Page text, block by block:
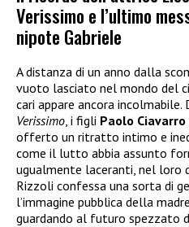
Verissimo e l’ultimo
nipote Gabriele
A distanza di un anno dalla
vuoto lasciato nel mondo del
cari appare ancora
Verissimo , i figli Paolo Ciavarro
offerto un ritratto intimo e
come il lutto abbia assunto
ugualmente laceranti, nel loro
Rizzoli confessa una sorta di
l’immagine pubblica della
guardando al futuro spezzato